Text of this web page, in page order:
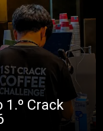
1.º Crack